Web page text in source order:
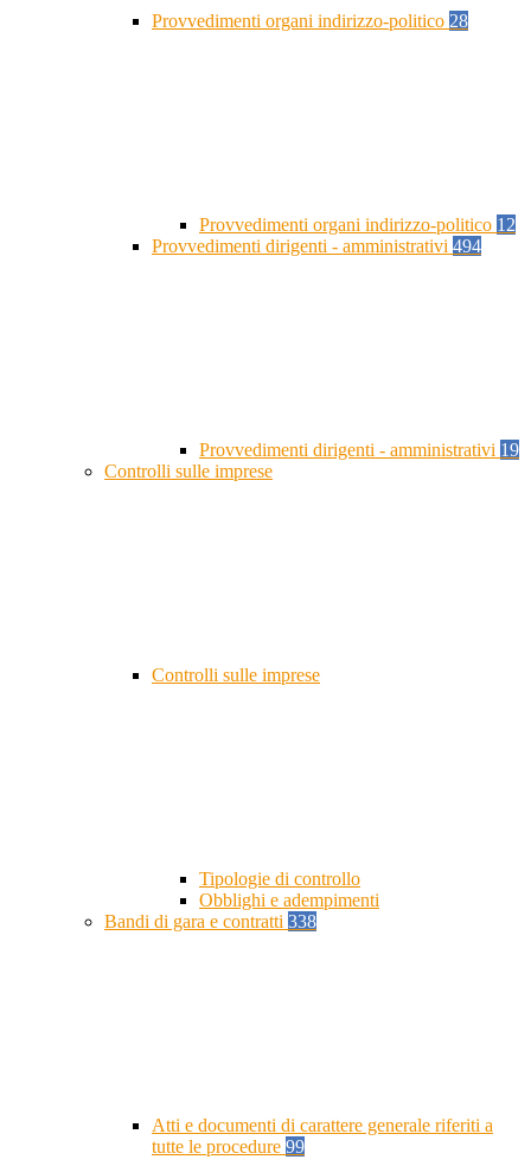
Provvedimenti organi indirizzo-politico 28
Provvedimenti organi indirizzo-politico 12
Provvedimenti dirigenti - amministrativi 494
Provvedimenti dirigenti - amministrativi 19
Controlli sulle imprese
Controlli sulle imprese
Tipologie di controllo
Obblighi e adempimenti
Bandi di gara e contratti 338
Atti e documenti di carattere generale riferiti a
tutte le procedure 99